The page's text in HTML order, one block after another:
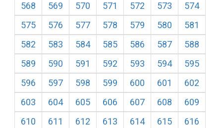
568
569 570 571 572 573
574
575
576 577 578 579 580
581
582
583 584 585 586 587
588
589
590 591 592 593 594
595
596
597 598 599 600 601
602
603
604 605 606 607 608
609
610
611 612 613 614 615
616